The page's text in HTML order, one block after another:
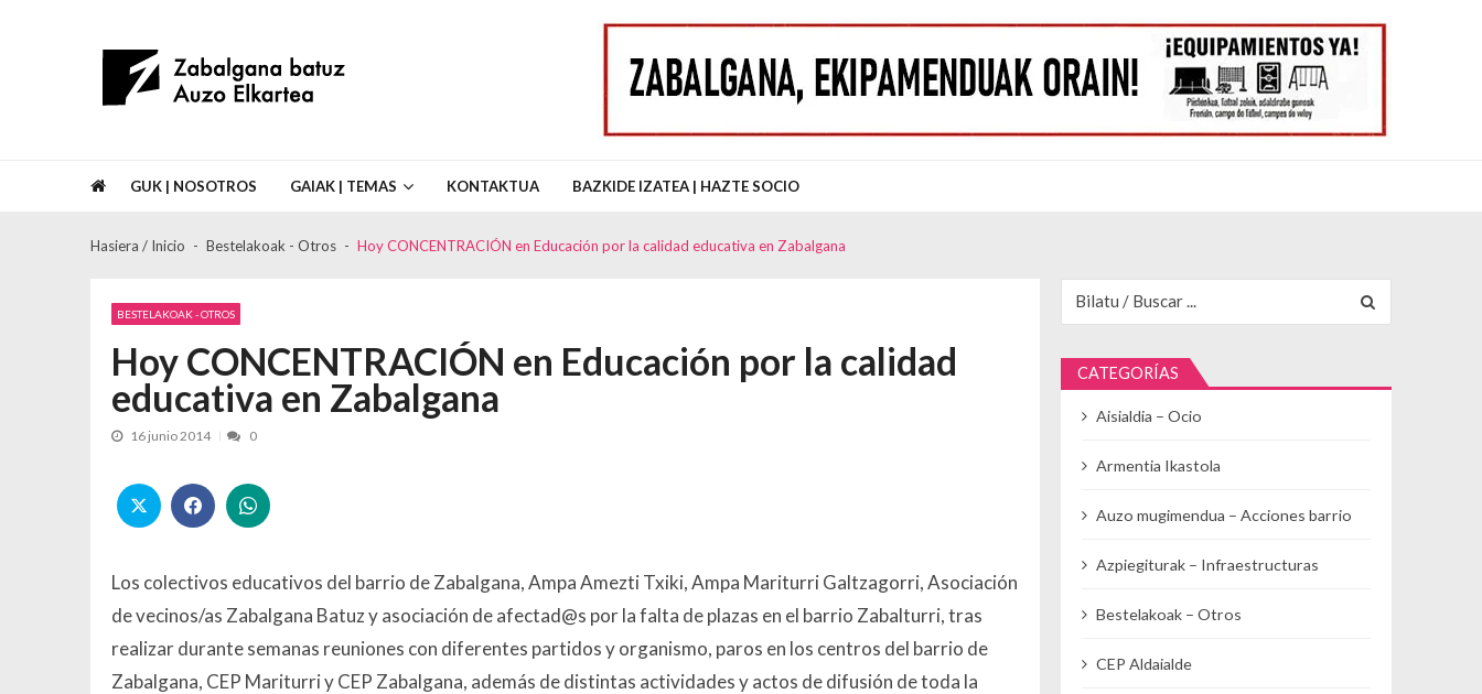
Asociación de Vecinos Zabalgana Batuz Auzo Elkartea
GUK | NOSOTROS GAIAK | TEMAS KONTAKTUA BAZKIDE IZATEA | HAZTE SOCIO
Hasiera / Inicio Bestelakoak - Otros Hoy CONCENTRACIÓN en Educación por la calidad educativa en Zabalgana
BESTELAKOAK - OTROS
Hoy CONCENTRACIÓN en Educación por la calidad
educativa en Zabalgana
16 junio 2014 0
Los colectivos educativos del barrio de Zabalgana, Ampa Amezti Txiki, Ampa Mariturri Galtzagorri, Asociación
de vecinos/as Zabalgana Batuz y asociación de afectad@s por la falta de plazas en el barrio Zabalturri, tras
realizar durante semanas reuniones con diferentes partidos y organismo, paros en los centros del barrio de
Zabalgana, CEP Mariturri y CEP Zabalgana, además de distintas actividades y actos de difusión de toda la
CATEGORÍAS
Aisialdia – Ocio
Armentia Ikastola
Auzo mugimendua – Acciones barrio
Azpiegiturak – Infraestructuras
Bestelakoak – Otros
CEP Aldaialde